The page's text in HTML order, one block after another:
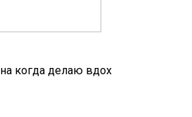
когда делаю вдох